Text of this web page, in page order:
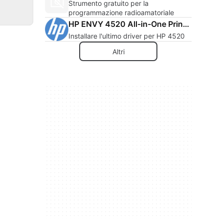
Strumento gratuito per la
programmazione radioamatoriale
HP ENVY 4520 All-in-One Printer series drivers
Installare l'ultimo driver per HP 4520
Altri